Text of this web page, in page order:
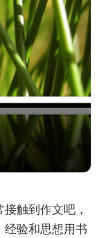
触到作文吧，
经验和思想用书